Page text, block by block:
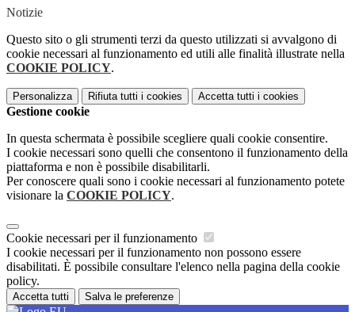
Notizie
Questo sito o gli strumenti terzi da questo utilizzati si avvalgono di
cookie necessari al funzionamento ed utili alle finalità illustrate nella
COOKIE POLICY.
Personalizza Rifiuta tutti i cookies Accetta tutti i cookies
Gestione cookie
In questa schermata è possibile scegliere quali cookie consentire.
I cookie necessari sono quelli che consentono il funzionamento della
piattaforma e non è possibile disabilitarli.
Per conoscere quali sono i cookie necessari al funzionamento potete
visionare la COOKIE POLICY.
Cookie necessari per il funzionamento
I cookie necessari per il funzionamento non possono essere
disabilitati. È possibile consultare l'elenco nella pagina della cookie
policy.
Accetta tutti Salva le preferenze